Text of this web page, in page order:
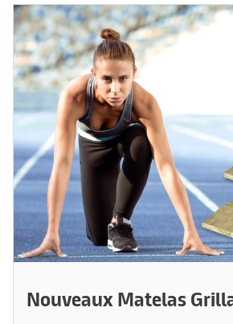
Nouveaux Matelas